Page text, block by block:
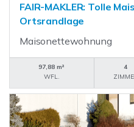
FAIR-MAKLER: Tolle
Ortsrandlage
Maisonettewohnung
97,88 m²
WFL.
4